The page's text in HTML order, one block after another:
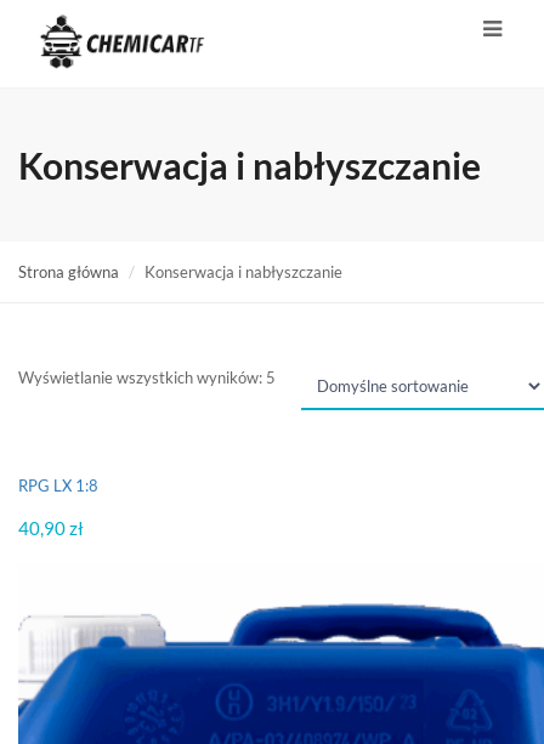
Konserwacja i nabłyszczanie
Strona główna Konserwacja i nabłyszczanie
Wyświetlanie wszystkich wyników: 5
RPG LX 1:8
40,90zł